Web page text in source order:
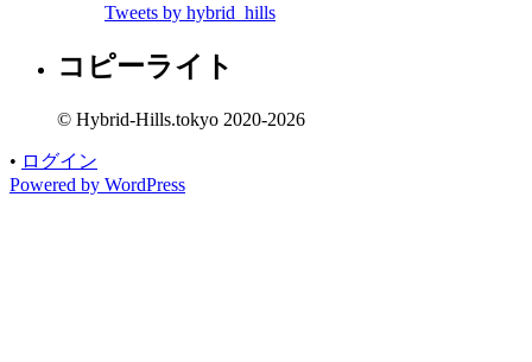
Tweets by hybrid_hills
コピーライト
© Hybrid-Hills.tokyo 2020-2026
• ログイン
Powered by WordPress